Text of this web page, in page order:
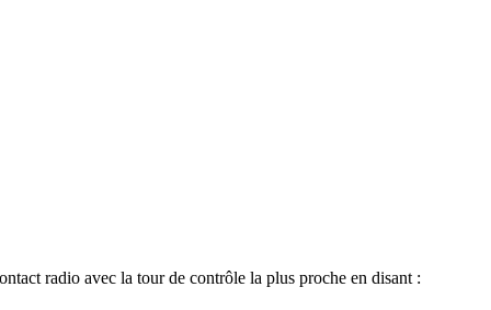
radio avec la tour de contrôle la plus proche en disant :